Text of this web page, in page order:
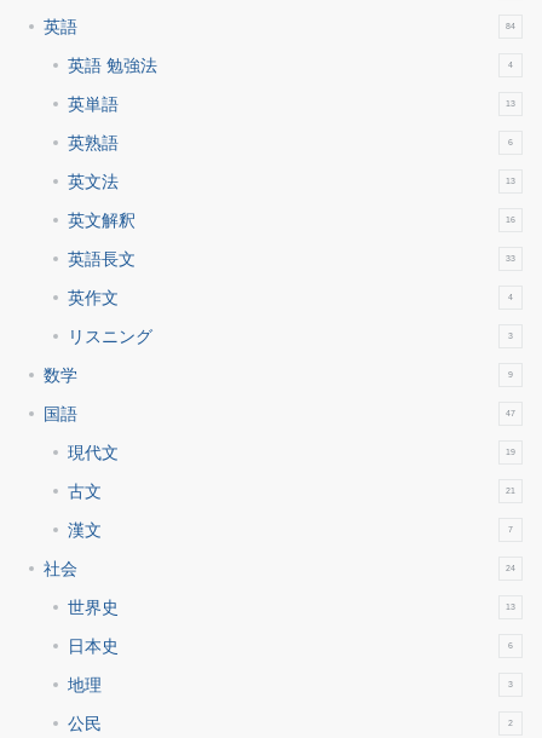
英語 84
英語 勉強法 4
英単語 13
英熟語 6
英文法 13
英文解釈 16
英語長文 33
英作文 4
リスニング 3
数学 9
国語 47
現代文 19
古文 21
漢文 7
社会 24
世界史 13
日本史 6
地理 3
公民 2